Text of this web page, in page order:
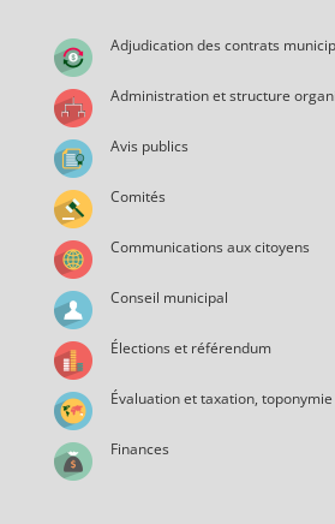
Adjudication des contrats
Administration et structure
Avis publics
Comités
Communications aux citoyens
Conseil municipal
Élections et référendum
Évaluation et taxation,
Finances